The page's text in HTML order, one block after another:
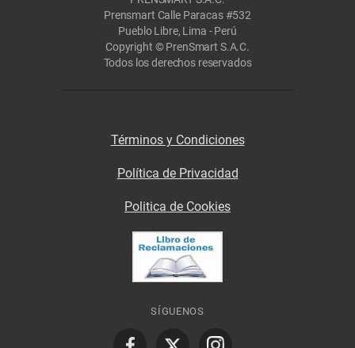
Prensmart Calle Paracas #532
Pueblo Libre, Lima - Perú
Copyright © PrenSmart S.A.C.
Todos los derechos reservados
Términos y Condiciones
Política de Privacidad
Politica de Cookies
SÍGUENOS